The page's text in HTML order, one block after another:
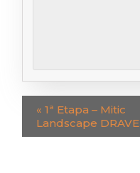
« 1ª Etapa – Mitic
Landscape DRAVE